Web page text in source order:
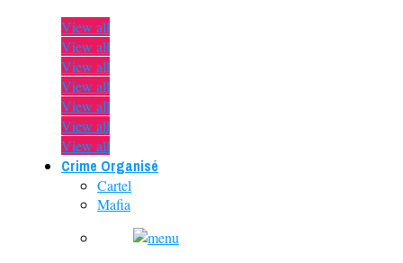
View all
View all
View all
View all
View all
View all
View all
Crime Organisé
Cartel
Mafia